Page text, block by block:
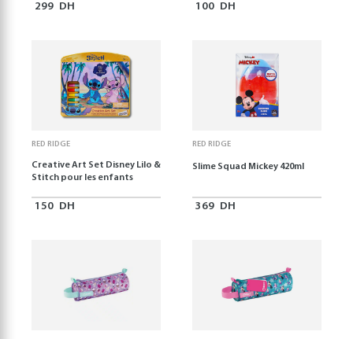
299 DH 100 DH
RED RIDGE
Creative Art Set Disney Lilo &
Stitch pour les enfants
150 DH
RED RIDGE
Slime Squad Mickey 420ml
369 DH